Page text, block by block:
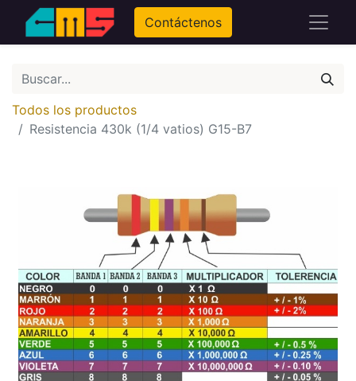
Contáctenos
Todos los productos
Resistencia 430k (1/4 vatios) G15-B7